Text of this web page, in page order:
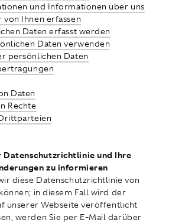
und Informationen über uns
von Ihnen erfassen
Daten erfasst werden
Daten verwenden
persönlichen Daten
Daten
Rechte
Datenschutzrichtlinie und Ihre
zu informieren
diese Datenschutzrichtlinie von
in diesem Fall wird der
unserer Webseite veröffentlicht
werden Sie per E-Mail darüber